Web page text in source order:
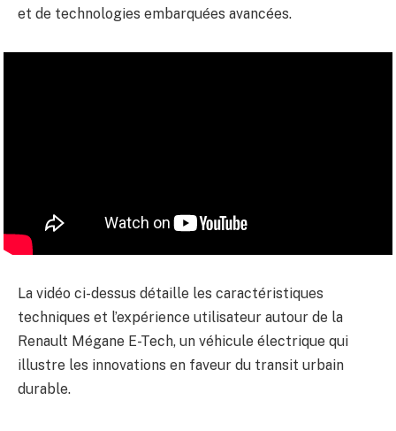
et de technologies embarquées avancées.
La vidéo ci-dessus détaille les caractéristiques
techniques et l’expérience utilisateur autour de la
Renault Mégane E-Tech, un véhicule électrique qui
illustre les innovations en faveur du transit urbain
durable.